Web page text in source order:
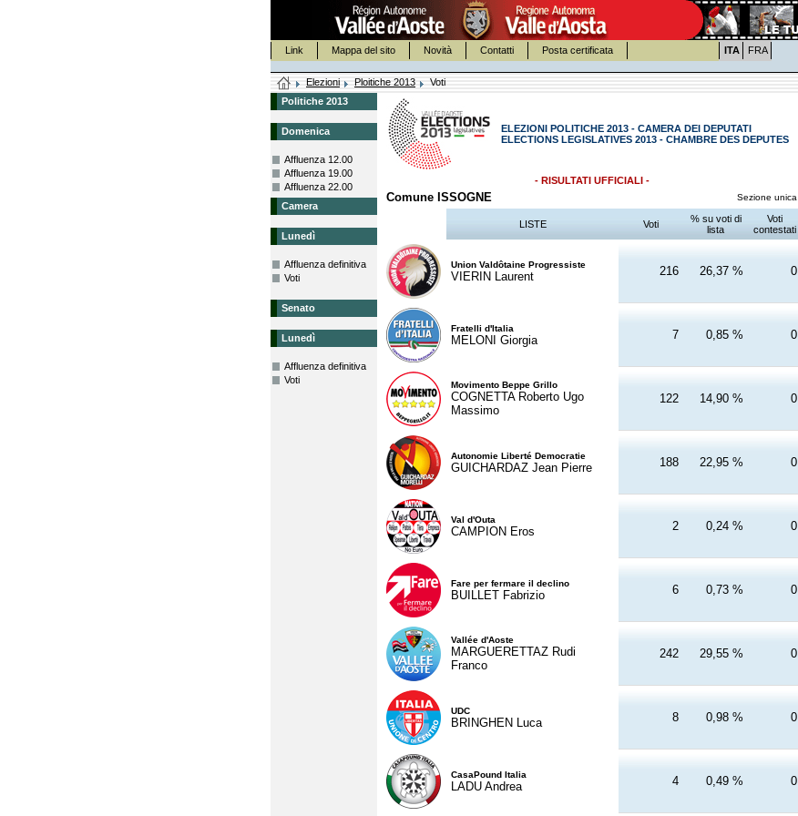
Link Mappa del sito Novità Contatti Posta certificata ITA FRA
Elezioni Ploitiche 2013
Voti
Politiche 2013
Domenica
Affluenza 12.00
Affluenza 19.00
Affluenza 22.00
Camera
Lunedì
Affluenza definitiva
Voti
Senato
Lunedì
Affluenza definitiva
Voti
ELEZIONI POLITICHE 2013 - CAMERA DEI DEPUTATI
ELECTIONS LEGISLATIVES 2013 - CHAMBRE DES DEPUTES
- RISULTATI UFFICIALI -
Comune ISSOGNE Sezione unica
LISTE Voti
% su voti di
lista
Voti
contestati
Union Valdôtaine Progressiste
VIERIN Laurent 216 26,37 % 0
Fratelli d'Italia
MELONI Giorgia 7 0,85 % 0
Movimento Beppe Grillo
COGNETTA Roberto Ugo
Massimo
122 14,90 % 0
Autonomie Liberté Democratie
GUICHARDAZ Jean Pierre 188 22,95 % 0
Val d'Outa
CAMPION Eros 2 0,24 % 0
Fare per fermare il declino
BUILLET Fabrizio 6 0,73 % 0
Vallée d'Aoste
MARGUERETTAZ Rudi
Franco
242 29,55 % 0
UDC
BRINGHEN Luca 8 0,98 % 0
CasaPound Italia
LADU Andrea 4 0,49 % 0